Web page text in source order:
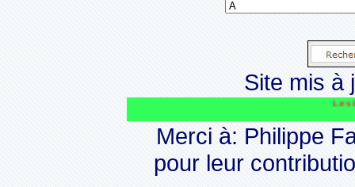
Site mis à
Le site
Merci à: Philippe
pour leur